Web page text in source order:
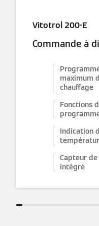
Vitotrol 200-E
Commande à
maximum
chauffage
Fonctions
Indication
Capteur
intégré